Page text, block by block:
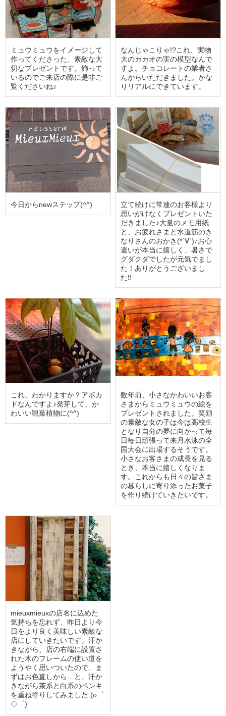
ミュウミュウをイメージして
作ってくださった、素敵な大
切なプレゼントです。飾って
いるのでご来店の際に是非ご
覧くださいね♪
なんじゃこりゃ!?これ、実物
大のカカオの実の模型なんで
すよ。チョコレートの業者さ
んからいただきました。かな
りリアルにできています。
今日からnewステップ(^^)
立て続けに常連のお客様より
思いがけなくプレゼントいた
だきました♪大量のメモ用紙
と、お疲れさまと水道筋のき
なりさんのおかき(*´∀`)♪お心
遣いが本当に嬉しく、暑さで
グダクダでしたが元気でまし
た！ありがとうございまし
た‼
これ、わかりますか？アボカ
ドなんですよ♪発芽して、か
わいい観葉植物に(^^)
数年前、小さなかわいいお客
さまからミュウミュウの絵を
プレゼントされました。笑顔
の素敵な女の子は今は高校生
となり自分の夢に向かって毎
日毎日頑張って来月水泳の全
国大会に出場するそうです。
小さなお客さまの成長を見る
とき、本当に嬉しくなりま
す。これからも日々の皆さま
の暮らしに寄り添ったお菓子
を作り続けていきたいです。
mieuxmieuxの店名に込めた
気持ちを忘れず、昨日より今
日をより良く美味しい素敵な
店にしていきたいです。汗か
きながら、店の右端に設置さ
れた木のフレームの使い道を
ようやく思いついたので、ま
ずはお色直しから…と、汗か
きながら茶系と白系のペンキ
を重ね塗りしてみました (o゜
◇゜)ゝ